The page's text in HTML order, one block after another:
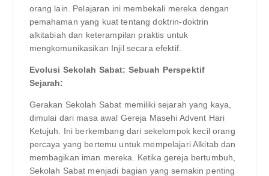
orang lain. Pelajaran ini membekali mereka dengan
pemahaman yang kuat tentang doktrin-doktrin
alkitabiah dan keterampilan praktis untuk
mengkomunikasikan Injil secara efektif.
Evolusi Sekolah Sabat: Sebuah Perspektif
Sejarah:
Gerakan Sekolah Sabat memiliki sejarah yang kaya,
dimulai dari masa awal Gereja Masehi Advent Hari
Ketujuh. Ini berkembang dari sekelompok kecil orang
percaya yang bertemu untuk mempelajari Alkitab dan
membagikan iman mereka. Ketika gereja bertumbuh,
Sekolah Sabat menjadi bagian yang semakin penting